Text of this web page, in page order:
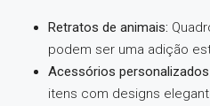
Retratos de animais:
podem ser uma adição
Acessórios personalizados
itens com designs